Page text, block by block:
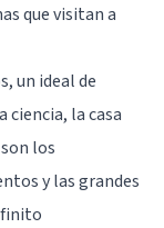
que visitan a
un ideal de
ciencia, la casa
los
y las grandes